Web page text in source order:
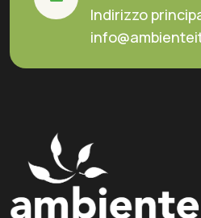
Indirizzo